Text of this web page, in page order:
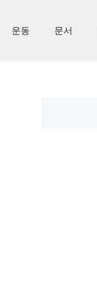
운동 문서